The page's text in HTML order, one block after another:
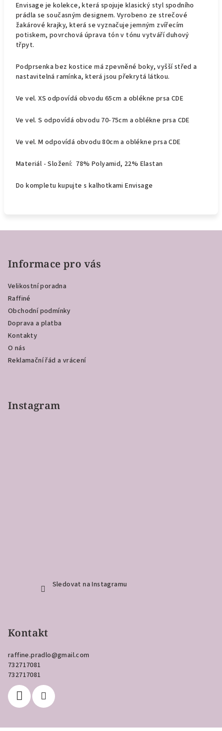
Envisage je kolekce, která spojuje klasický styl spodního
prádla se současným designem. Vyrobeno ze strečové
žakárové krajky, která se vyznačuje jemným zvířecím
potiskem, povrchová úprava tón v tónu vytváří duhový
třpyt.
Podprsenka bez kostice má zpevněné boky, vyšší střed a
nastavitelná ramínka, která jsou překrytá látkou.
Ve vel. XS odpovídá obvodu 65cm a oblékne prsa CDE
Ve vel. S odpovídá obvodu 70-75cm a oblékne prsa CDE
Ve vel. M odpovídá obvodu 80cm a oblékne prsa CDE
Materiál - Složení: 78% Polyamid, 22% Elastan
Do kompletu kupujte s kalhotkami Envisage
Informace pro vás
Velikostní poradna
Raffiné
Obchodní podmínky
Doprava a platba
Kontakty
O nás
Reklamační řád a vrácení
Instagram
Sledovat na Instagramu
Kontakt
raffine.pradlo@gmail.com
732717081
732717081